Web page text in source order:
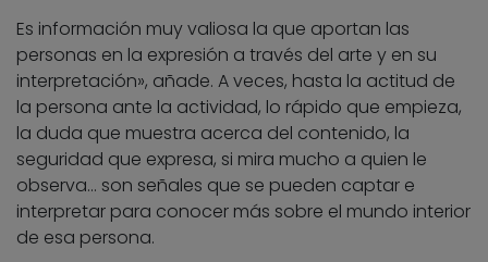
Es información muy valiosa la que aportan las
personas en la expresión a través del arte y en su
interpretación», añade. A veces, hasta la actitud de
la persona ante la actividad, lo rápido que empieza,
la duda que muestra acerca del contenido, la
seguridad que expresa, si mira mucho a quien le
observa… son señales que se pueden captar e
interpretar para conocer más sobre el mundo interior
de esa persona.